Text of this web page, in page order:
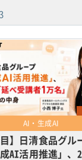
AI・生成AI
目】日清食品グル
成AI活用推進」、